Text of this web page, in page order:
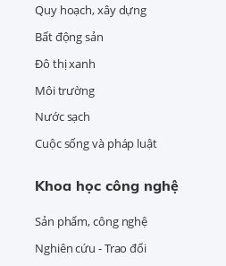
Quy hoạch, xây dựng
Bất động sản
Đô thị xanh
Môi trường
Nước sạch
Cuộc sống và pháp luật
Khoa học công nghệ
Sản phẩm, công nghệ
Nghiên cứu - Trao đổi